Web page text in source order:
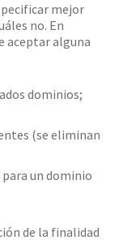
mejor
no. En
aceptar alguna
dominios;
(se eliminan
un dominio
de la finalidad